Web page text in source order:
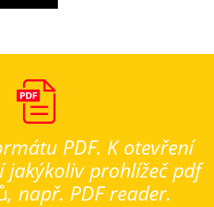
PDF. K otevření
jakýkoliv prohlížeč pdf
, např. PDF reader.